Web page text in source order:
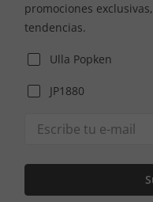
promociones
tendencias.
Ulla Popken
JP1880